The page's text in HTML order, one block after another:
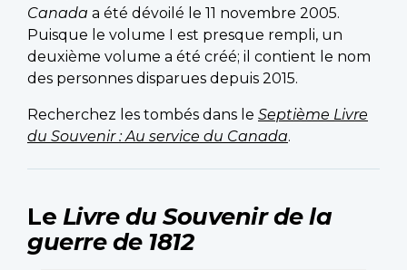
Canada a été dévoilé le 11 novembre 2005.
Puisque le volume I est presque rempli, un
deuxième volume a été créé; il contient le nom
des personnes disparues depuis 2015.
Recherchez les tombés dans le Septième Livre
du Souvenir : Au service du Canada.
Le Livre du Souvenir de la
guerre de 1812